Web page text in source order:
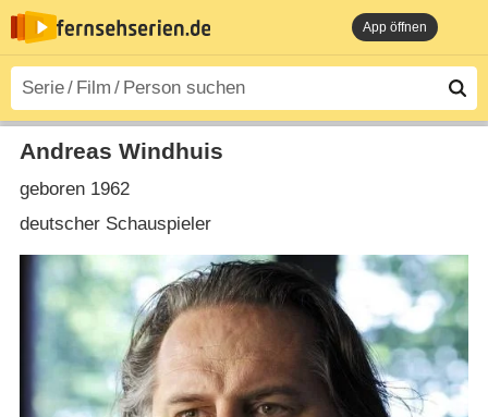
App öffnen
Andreas Windhuis
geboren 1962
deutscher Schauspieler